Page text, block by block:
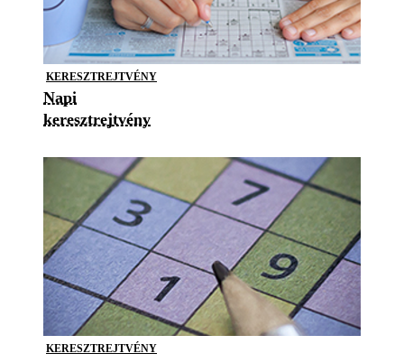
KERESZTREJTVÉNY
Napi
keresztrejtvény
KERESZTREJTVÉNY